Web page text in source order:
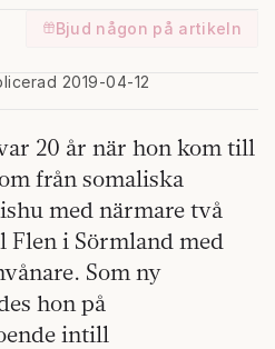
Bjud någon på artikeln
2019-04-12
20 år när hon kom till
från somaliska
med närmare två
i Sörmland med
Som ny
hon på
intill